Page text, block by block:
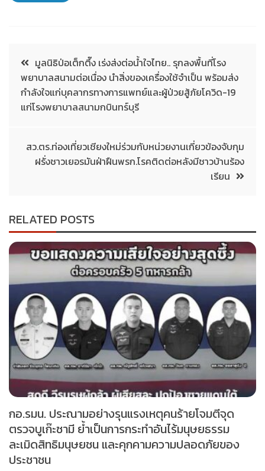
มูลนิธิป่อเต็กตึ๊ง เร่งส่งต่อน้ำใจไทย.. รุกลงพื้นที่โรง
พยาบาลสนามต่อเนื่อง นำสิ่งของเครื่องใช้จำเป็น พร้อมส่ง
กำลังใจแก่บุคลากรทางการแพทย์และผู้ป่วยสู้ภัยโควิด-19
แก่โรงพยาบาลสนามกบินทร์บุรี
สว.ตร.ท่องเที่ยวเชียงใหม่ร่วมกับหน่วยงานเกี่ยวข้องจับกุม
ฝรั่งชาวเยอรมันฝ่าฝืนพรก.โรคติดต่อหลังมีชาวบ้านร้อง
เรียน
RELATED POSTS
กอ.รมน. ประณามอย่างรุนแรงเหตุคนร้ายโจมตีจุด
ตรวจบูเก๊ะซามี ย้ำเป็นการกระทำอันไร้มนุษยธรรม
ละเมิดสิทธิมนุษยชน และคุกคามความปลอดภัยของ
ประชาชน